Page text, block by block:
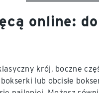
online:
krój, boczne
lub obcisłe